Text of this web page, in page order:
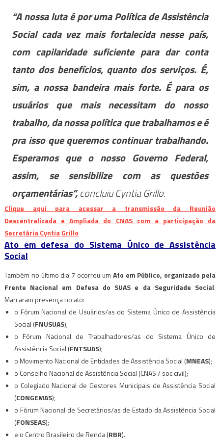
“A nossa luta é por uma Política de Assistência
Social cada vez mais fortalecida nesse país,
com capilaridade suficiente para dar conta
tanto dos benefícios, quanto dos serviços. É,
sim, a nossa bandeira mais forte. É para os
usuários que mais necessitam do nosso
trabalho, da nossa política que trabalhamos e é
pra isso que queremos continuar trabalhando.
Esperamos que o nosso Governo Federal,
assim, se sensibilize com as questões
orçamentárias”,concluiu Cyntia Grillo.
Clique aqui para acessar a transmissão da Reunião
Descentralizada e Ampliada do CNAS com a participação da
Secretária Cyntia Grillo
Ato em defesa do Sistema Único de Assistência
Social
Também no último dia 7 ocorreu um Ato em Público, organizado pela
Frente Nacional em Defesa do SUAS e da Seguridade Social.
Marcaram presença no ato:
o Fórum Nacional de Usuários/as do Sistema Único de Assistência
Social (FNUSUAS);
o Fórum Nacional de Trabalhadores/as do Sistema Único de
Assistência Social (FNTSUAS);
o Movimento Nacional de Entidades de Assistência Social (MNEAS);
o Conselho Nacional de Assistência Social (CNAS / soc civil);
o Colegiado Nacional de Gestores Municipais de Assistência Social
(CONGEMAS);
o Fórum Nacional de Secretários/as de Estado da Assistência Social
(FONSEAS);
e o Centro Brasileiro de Renda (RBR).